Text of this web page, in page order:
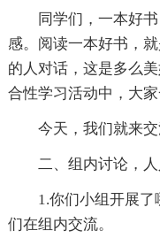
同学们，一本好
感。阅读一本好书，
的人对话，这是多么
合性学习活动中，大
今天，我们就来交
二、组内讨论，
1.你们小组开展
们在组内交流。